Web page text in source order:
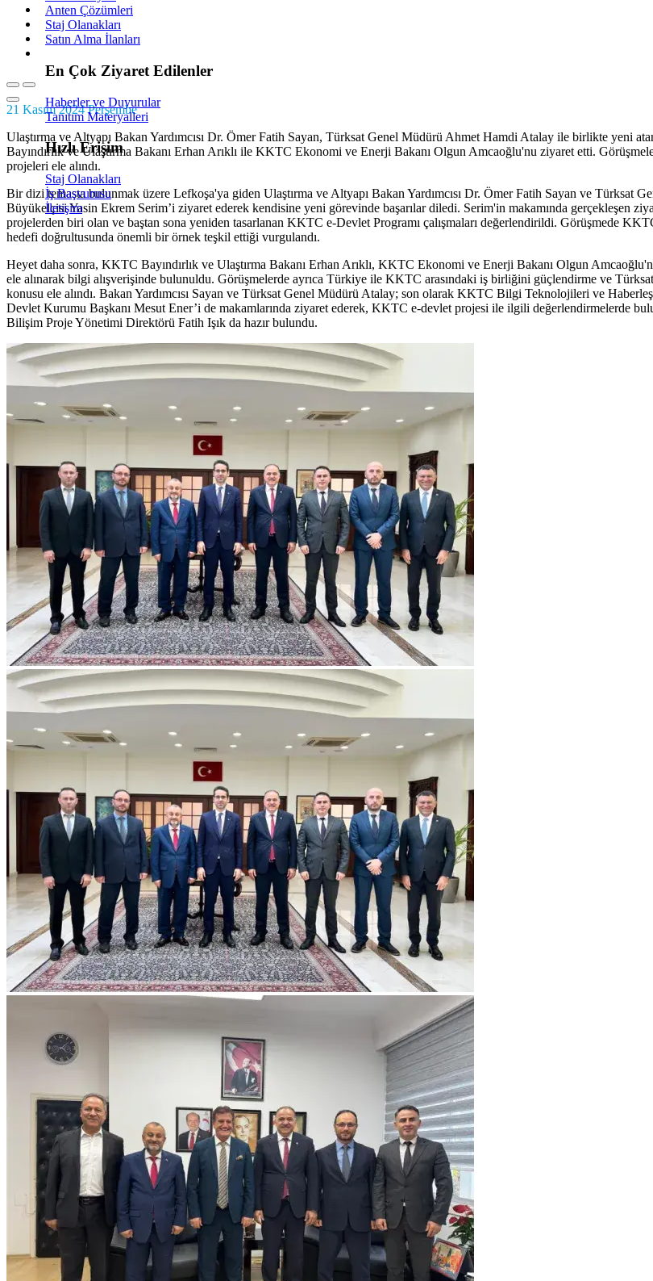
Bu çerezler ziyaretçilerin web sitesiyle nasıl etkileşime girdiğini anlamamıza yardımcı olur. Tüm
bilgiler anonim olarak toplanır.
Pazarlama Çerezleri
Bu çerezler, reklamcılar tarafından ilgi alanlarınıza göre reklam sunmak için kullanılır.
Tümünü Reddet
Anten Çözümleri
Staj Olanakları
Satın Alma İlanları
En Çok Ziyaret Edilenler
Haberler ve Duyurular
Tanıtım Materyalleri
Hızlı Erişim
Staj Olanakları
İş Başvurusu
İletişim
21 Kasım 2024 Perşembe
Ulaştırma ve Altyapı Bakan Yardımcısı Dr. Ömer Fatih Sayan, Türksat Genel Müdürü Ahmet Hamdi Atalay ile birlikte yeni
Bayındırlık ve Ulaştırma Bakanı Erhan Arıklı ile KKTC Ekonomi ve Enerji Bakanı Olgun Amcaoğlu'nu ziyaret etti.
projeleri ele alındı.
Bir dizi temasta bulunmak üzere Lefkoşa'ya giden Ulaştırma ve Altyapı Bakan Yardımcısı Dr. Ömer Fatih Sayan ve
Büyükelçisi Yasin Ekrem Serim’i ziyaret ederek kendisine yeni görevinde başarılar diledi. Serim'in makamında gerçekleşen
projelerden biri olan ve baştan sona yeniden tasarlanan KKTC e-Devlet Programı çalışmaları değerlendirildi. Görüşmede
hedefi doğrultusunda önemli bir örnek teşkil ettiği vurgulandı.
Heyet daha sonra, KKTC Bayındırlık ve Ulaştırma Bakanı Erhan Arıklı, KKTC Ekonomi ve Enerji Bakanı Olgun
ele alınarak bilgi alışverişinde bulunuldu. Görüşmelerde ayrıca Türkiye ile KKTC arasındaki iş birliğini güçlendirme ve
konusu ele alındı. Bakan Yardımcısı Sayan ve Türksat Genel Müdürü Atalay; son olarak KKTC Bilgi Teknolojileri ve
Devlet Kurumu Başkanı Mesut Ener’i de makamlarında ziyaret ederek, KKTC e-devlet projesi ile ilgili değerlendirmelerde
Bilişim Proje Yönetimi Direktörü Fatih Işık da hazır bulundu.